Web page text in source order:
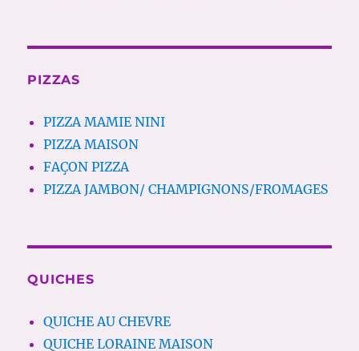
PIZZAS
PIZZA MAMIE NINI
PIZZA MAISON
FAÇON PIZZA
PIZZA JAMBON/ CHAMPIGNONS/FROMAGES
QUICHES
QUICHE AU CHEVRE
QUICHE LORAINE MAISON